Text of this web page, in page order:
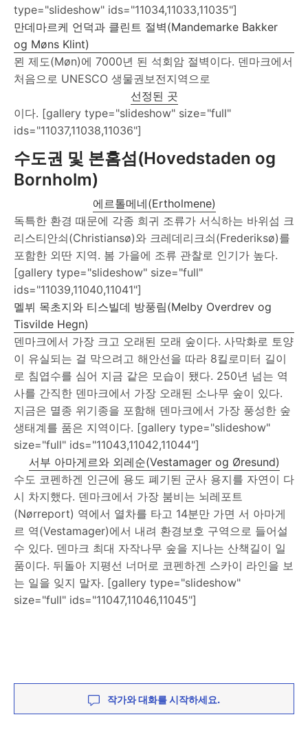
type="slideshow" ids="11034,11033,11035"]
만데마르케 언덕과 클린트 절벽(Mandemarke Bakker
og Møns Klint)
묀 제도(Møn)에 7000년 된 석회암 절벽이다. 덴마크에서
처음으로 UNESCO 생물권보전지역으로
선정된 곳
이다. [gallery type="slideshow" size="full"
ids="11037,11038,11036"]
수도권 및 본홈섬(Hovedstaden og
Bornholm)
에르톨메네(Ertholmene)
독특한 환경 때문에 각종 희귀 조류가 서식하는 바위섬 크
리스티안쇠(Christiansø)와 크레데리크쇠(Frederiksø)를
포함한 외딴 지역. 봄 가을에 조류 관찰로 인기가 높다.
[gallery type="slideshow" size="full"
ids="11039,11040,11041"]
멜뷔 목초지와 티스빌데 방풍림(Melby Overdrev og
Tisvilde Hegn)
덴마크에서 가장 크고 오래된 모래 숲이다. 사막화로 토양
이 유실되는 걸 막으려고 해안선을 따라 8킬로미터 길이
로 침엽수를 심어 지금 같은 모습이 됐다. 250년 넘는 역
사를 간직한 덴마크에서 가장 오래된 소나무 숲이 있다.
지금은 멸종 위기종을 포함해 덴마크에서 가장 풍성한 숲
생태계를 품은 지역이다. [gallery type="slideshow"
size="full" ids="11043,11042,11044"]
서부 아마게르와 외레순(Vestamager og Øresund)
수도 코펜하겐 인근에 용도 폐기된 군사 용지를 자연이 다
시 차지했다. 덴마크에서 가장 붐비는 뇌레포트
(Nørreport) 역에서 열차를 타고 14분만 가면 서 아마게
르 역(Vestamager)에서 내려 환경보호 구역으로 들어설
수 있다. 덴마크 최대 자작나무 숲을 지나는 산책길이 일
품이다. 뒤돌아 지평선 너머로 코펜하겐 스카이 라인을 보
는 일을 잊지 말자. [gallery type="slideshow"
size="full" ids="11047,11046,11045"]
작가와 대화를 시작하세요.